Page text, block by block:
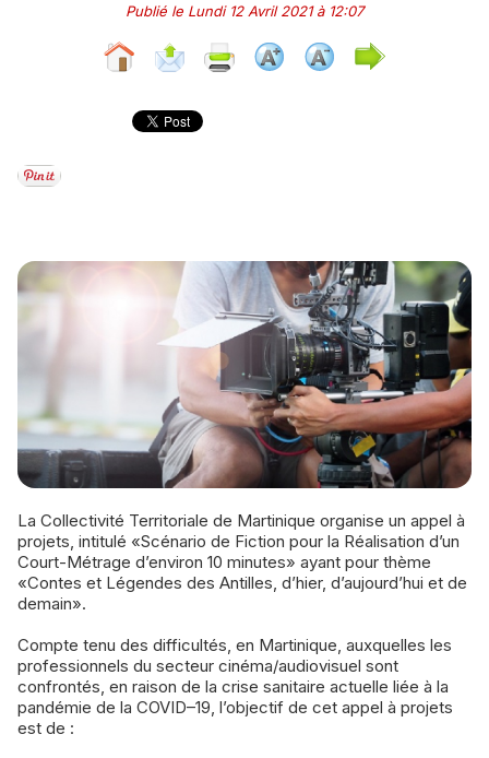
Publié le Lundi 12 Avril 2021 à 12:07
La Collectivité Territoriale de Martinique organise un appel à
projets, intitulé «Scénario de Fiction pour la Réalisation d’un
Court-Métrage d’environ 10 minutes» ayant pour thème
«Contes et Légendes des Antilles, d’hier, d’aujourd’hui et de
demain».
Compte tenu des difficultés, en Martinique, auxquelles les
professionnels du secteur cinéma/audiovisuel sont
confrontés, en raison de la crise sanitaire actuelle liée à la
pandémie de la COVID–19, l’objectif de cet appel à projets
est de :